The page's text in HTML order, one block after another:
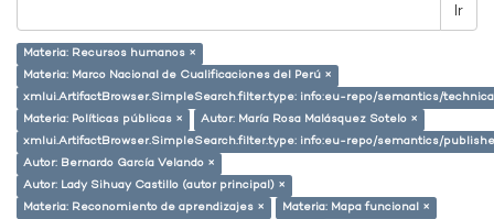
Ir
Materia: Recursos humanos ×
Materia: Marco Nacional de Cualificaciones del Perú ×
xmlui.ArtifactBrowser.SimpleSearch.filter.type: info:eu-repo/semantics/
Materia: Políticas públicas ×
Autor: María Rosa Malásquez Sotelo ×
xmlui.ArtifactBrowser.SimpleSearch.filter.type: info:eu-repo/semantics/
Autor: Bernardo García Velando ×
Autor: Lady Sihuay Castillo (autor principal) ×
Materia: Reconomiento de aprendizajes ×
Materia: Mapa funcional ×